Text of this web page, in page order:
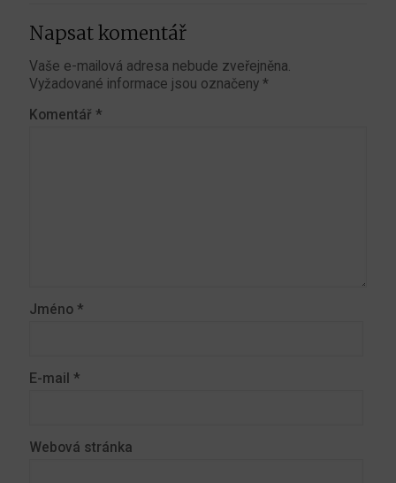
Napsat komentář
Vaše e-mailová adresa nebude zveřejněna.
Vyžadované informace jsou označeny *
Komentář *
Jméno *
E-mail *
Webová stránka